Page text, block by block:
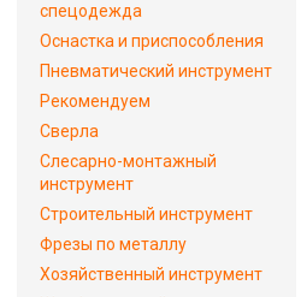
спецодежда
Оснастка и приспособления
Пневматический инструмент
Рекомендуем
Сверла
Слесарно-монтажный
инструмент
Строительный инструмент
Фрезы по металлу
Хозяйственный инструмент